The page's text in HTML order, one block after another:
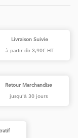
Livraison Suivie
à partir de 3,90€ HT
Retour Marchandise
jusqu'à 30 jours